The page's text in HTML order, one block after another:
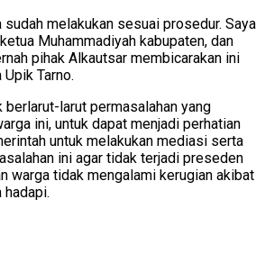
sudah melakukan sesuai prosedur. Saya
Muhammadiyah kabupaten, dan
pihak Alkautsar membicarakan ini
Upik Tarno.
berlarut-larut permasalahan yang
ini, untuk dapat menjadi perhatian
untuk melakukan mediasi serta
ini agar tidak terjadi preseden
warga tidak mengalami kerugian akibat
hadapi.